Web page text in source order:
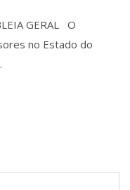
GERAL O
no Estado do